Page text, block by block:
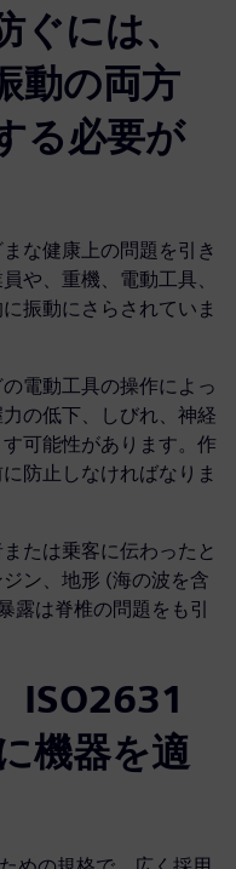
には、
動の両方
る必要が
な健康上の問題を引き
や、重機、電動工具、
振動にさらされていま
電動工具の操作によっ
の低下、しびれ、神経
可能性があります。作
防止しなければなりま
たは乗客に伝わったと
ン、地形 (海の波を含
露は脊椎の問題をも引
ISO2631
機器を適